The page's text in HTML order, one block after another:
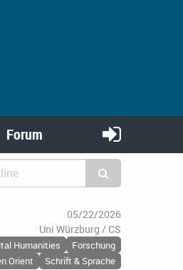
Forum
05/22/2026
Uni Würzburg / CS
Humanities
Forschung
Orient
Schrift & Sprache